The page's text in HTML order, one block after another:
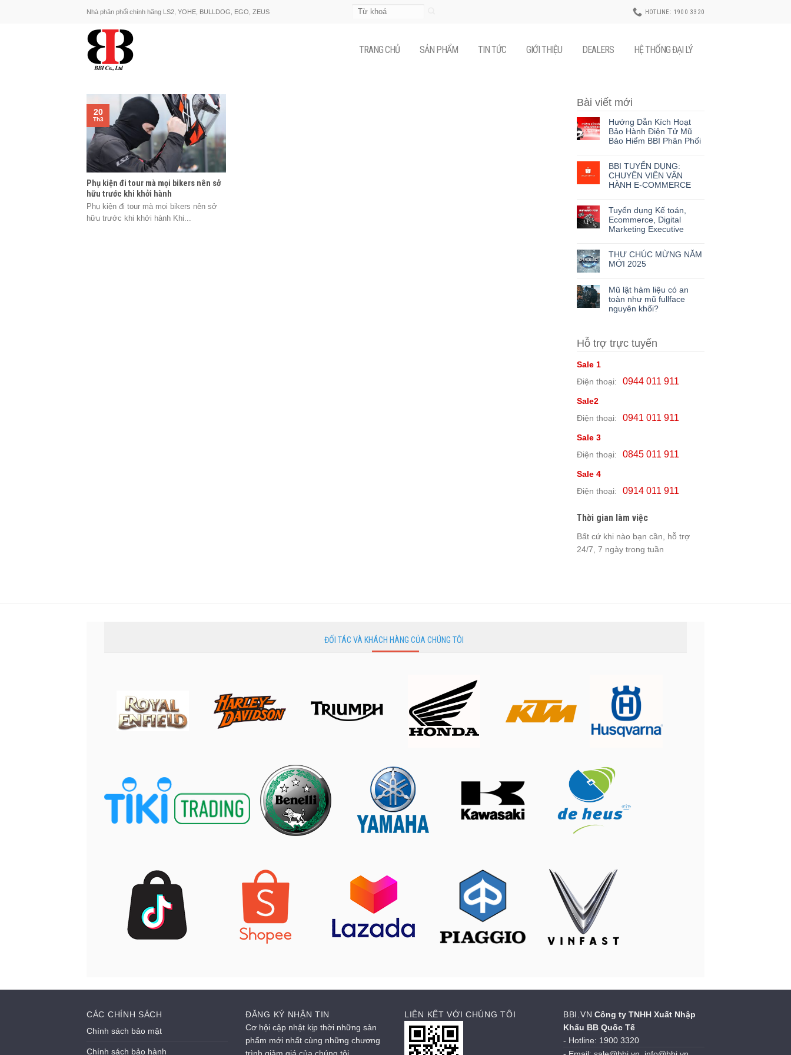
Nhà phân phối chính hãng LS2, YOHE, BULLDOG, EGO, ZEUS
Tìm
HOTLINE: 1900 3320
TRANG CHỦ SẢN PHẨM TIN TỨC GIỚI THIỆU DEALERS HỆ THỐNG ĐẠI LÝ
Phụ kiện đi tour mà mọi bikers nên sở
hữu trước khi khởi hành
Phụ kiện đi tour mà mọi bikers nên sở
hữu trước khi khởi hành Khi...
20
Th3
Bài viết mới
Hướng Dẫn Kích Hoạt
Bảo Hành Điện Tử Mũ
Bảo Hiểm BBI Phân Phối
BBI TUYỂN DỤNG:
CHUYÊN VIÊN VẬN
HÀNH E-COMMERCE
Tuyển dụng Kế toán,
Ecommerce, Digital
Marketing Executive
THƯ CHÚC MỪNG NĂM
MỚI 2025
Mũ lật hàm liệu có an
toàn như mũ fullface
nguyên khối?
Hỗ trợ trực tuyến
Sale 1
Điện thoại:
0944 011 911
Sale2
Điện thoại:
0941 011 911
Sale 3
Điện thoại:
0845 011 911
Sale 4
Điện thoại:
0914 011 911
Thời gian làm việc
Bất cứ khi nào bạn cần, hỗ trợ
24/7, 7 ngày trong tuần
ĐỐI TÁC VÀ KHÁCH HÀNG CỦA CHÚNG TÔI
CÁC CHÍNH SÁCH
Chính sách bảo mật
Chính sách bảo hành
ĐĂNG KÝ NHẬN TIN
Cơ hội cập nhật kịp thời những sản
phẩm mới nhất cùng những chương
trình giảm giá của chúng tôi.
LIÊN KẾT VỚI CHÚNG TÔI BBI.VN Công ty TNHH Xuất Nhập
Khẩu BB Quốc Tế
- Hotline: 1900 3320